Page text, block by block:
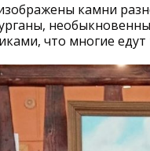
камни
что многие